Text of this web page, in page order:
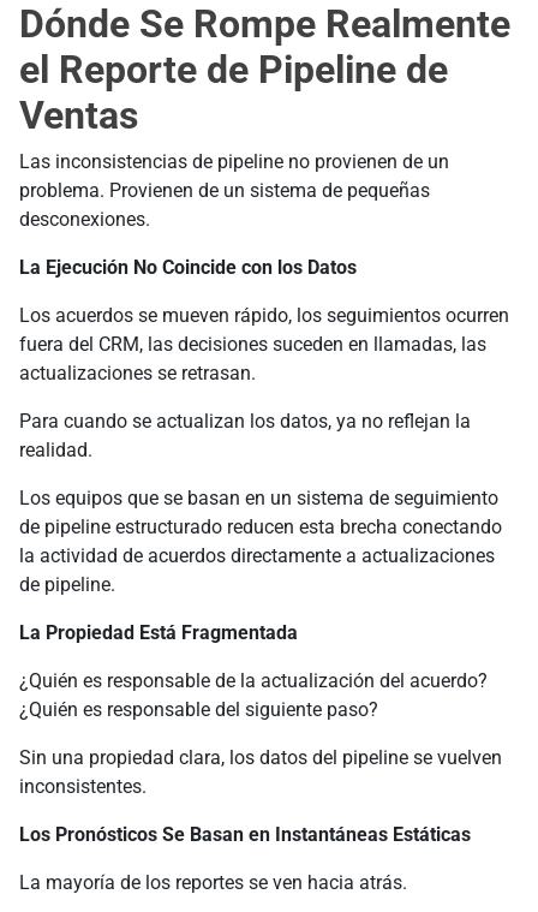
Dónde Se Rompe Realmente
el Reporte de Pipeline de
Ventas
Las inconsistencias de pipeline no provienen de un
problema. Provienen de un sistema de pequeñas
desconexiones.
La Ejecución No Coincide con los Datos
Los acuerdos se mueven rápido, los seguimientos ocurren
fuera del CRM, las decisiones suceden en llamadas, las
actualizaciones se retrasan.
Para cuando se actualizan los datos, ya no reflejan la
realidad.
Los equipos que se basan en un sistema de seguimiento
de pipeline estructurado reducen esta brecha conectando
la actividad de acuerdos directamente a actualizaciones
de pipeline.
La Propiedad Está Fragmentada
¿Quién es responsable de la actualización del acuerdo?
¿Quién es responsable del siguiente paso?
Sin una propiedad clara, los datos del pipeline se vuelven
inconsistentes.
Los Pronósticos Se Basan en Instantáneas Estáticas
La mayoría de los reportes se ven hacia atrás.